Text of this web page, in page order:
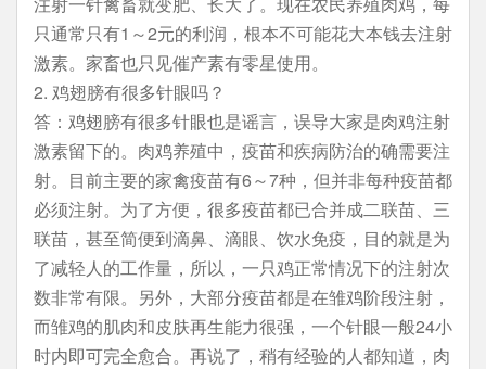
只通常只有1～2元的利润，根本不可能花大本钱去注射
激素。家畜也只见催产素有零星使用。
2. 鸡翅膀有很多针眼吗？
答：鸡翅膀有很多针眼也是谣言，误导大家是肉鸡注射
激素留下的。肉鸡养殖中，疫苗和疾病防治的确需要注
射。目前主要的家禽疫苗有6～7种，但并非每种疫苗都
必须注射。为了方便，很多疫苗都已合并成二联苗、三
联苗，甚至简便到滴鼻、滴眼、饮水免疫，目的就是为
了减轻人的工作量，所以，一只鸡正常情况下的注射次
数非常有限。另外，大部分疫苗都是在雏鸡阶段注射，
而雏鸡的肌肉和皮肤再生能力很强，一个针眼一般24小
时内即可完全愈合。再说了，稍有经验的人都知道，肉